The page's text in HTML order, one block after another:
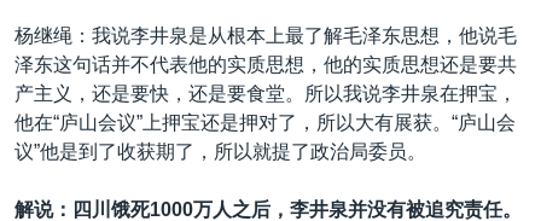
杨继绳：我说李井泉是从根本上最了解毛泽东思想，他说毛
泽东这句话并不代表他的实质思想，他的实质思想还是要共
产主义，还是要快，还是要食堂。所以我说李井泉在押宝，
他在“庐山会议”上押宝还是押对了，所以大有展获。“庐山会
议”他是到了收获期了，所以就提了政治局委员。
解说：四川饿死1000万人之后，李井泉并没有被追究责任。